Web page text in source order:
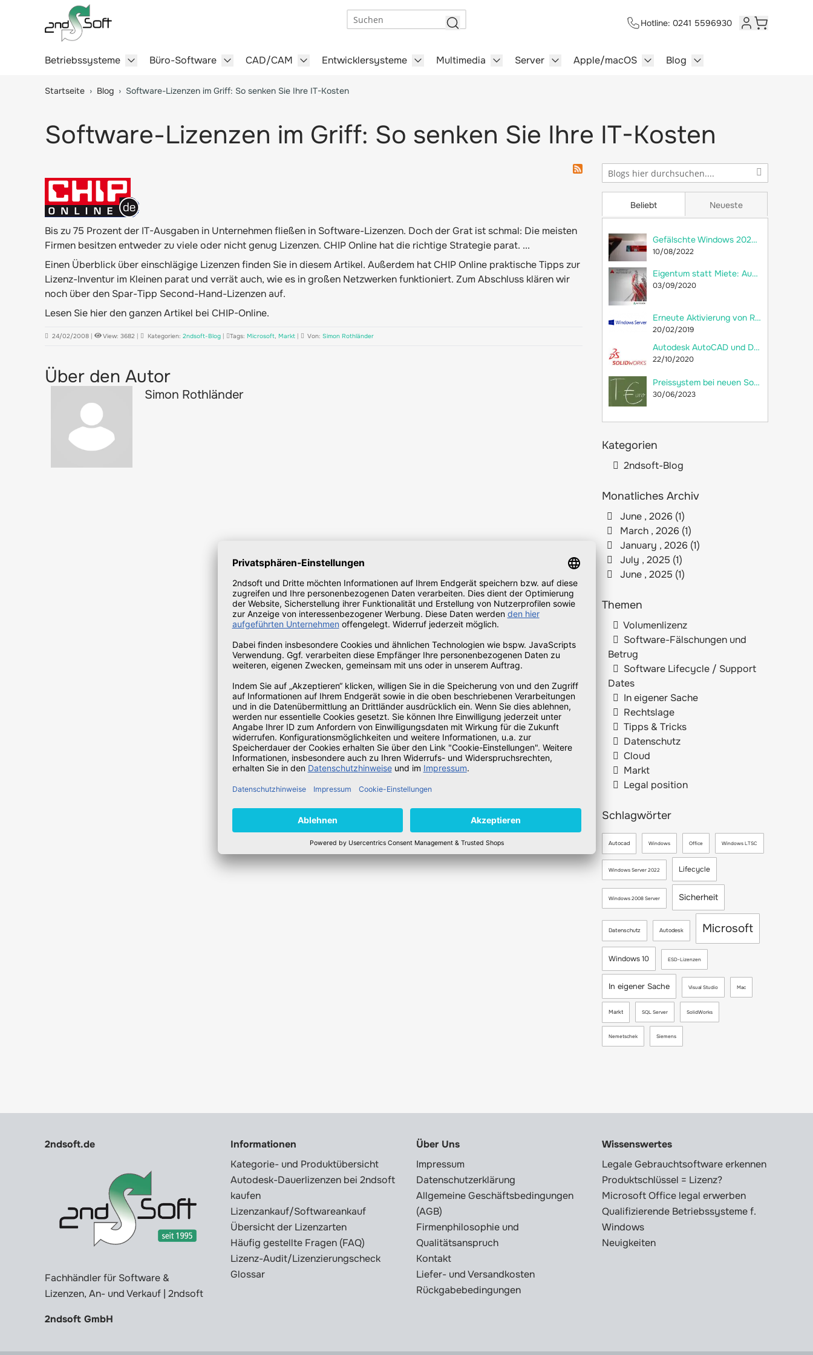
Betriebssysteme
Büro-Software
CAD/CAM
Entwicklersysteme
Multimedia
Server
Apple/macOS
Blog
Hotline: 0241 5596930 Kundenkonto
Warenkorb
Startseite › Blog › Software-Lizenzen im Griff: So senken Sie Ihre IT-Kosten
Software-Lizenzen im Griff: So senken Sie Ihre IT-Kosten
Beliebt
Gefälschte Windows 2022 Server im Umlauf
10/08/2022
Eigentum statt Miete: Autodesk AutoCAD LT 2018 jetzt als Dauerlizenz bei 2ndsoft kaufen!
03/09/2020
Erneute Aktivierung von RDS-CALs und Neuerstellung der Remotedesktop-Lizenzdatenbank
20/02/2019
Autodesk AutoCAD und Dassault Systèmes SolidWorks: Welche Unterschiede gibt es?
22/10/2020
Preissystem bei neuen SolidWorks-Lizenzen: versteckte Preiserhöhung
30/06/2023
Neueste
Kategorien
2ndsoft-Blog
Monatliches Archiv
June , 2026 (1)
March , 2026 (1)
January , 2026 (1)
July , 2025 (1)
June , 2025 (1)
Themen
Volumenlizenz
Software-Fälschungen und
Betrug
Software Lifecycle / Support
Dates
In eigener Sache
Rechtslage
Tipps & Tricks
Datenschutz
Cloud
Markt
Legal position
Schlagwörter
Autocad Windows Office Windows LTSC
Windows Server 2022 Lifecycle
Windows 2008 Server Sicherheit
Datenschutz Autodesk Microsoft
Windows 10 ESD-Lizenzen
In eigener Sache Visual Studio Mac
Markt SQL Server SolidWorks
Nemetschek Siemens
Bis zu 75 Prozent der IT-Ausgaben in Unternehmen fließen in Software-Lizenzen. Doch der Grat ist schmal: Die meisten
Firmen besitzen entweder zu viele oder nicht genug Lizenzen. CHIP Online hat die richtige Strategie parat. ...
Einen Überblick über einschlägige Lizenzen finden Sie in diesem Artikel. Außerdem hat CHIP Online praktische Tipps zur
Lizenz-Inventur im Kleinen parat und verrät auch, wie es in großen Netzwerken funktioniert. Zum Abschluss klären wir
noch über den Spar-Tipp Second-Hand-Lizenzen auf.
Lesen Sie hier den ganzen Artikel bei CHIP-Online.
24/02/2008 | View: 3682 | Kategorien: 2ndsoft-Blog | Tags: Microsoft, Markt | Von: Simon Rothländer
Über den Autor
Simon Rothländer
2ndsoft.de
Fachhändler für Software &
Lizenzen, An- und Verkauf | 2ndsoft
2ndsoft GmbH
Informationen
Kategorie- und Produktübersicht
Autodesk-Dauerlizenzen bei 2ndsoft
kaufen
Lizenzankauf/Softwareankauf
Übersicht der Lizenzarten
Häufig gestellte Fragen (FAQ)
Lizenz-Audit/Lizenzierungscheck
Glossar
Über Uns
Impressum
Datenschutzerklärung
Allgemeine Geschäftsbedingungen
(AGB)
Firmenphilosophie und
Qualitätsanspruch
Kontakt
Liefer- und Versandkosten
Rückgabebedingungen
Wissenswertes
Legale Gebrauchtsoftware erkennen
Produktschlüssel = Lizenz?
Microsoft Office legal erwerben
Qualifizierende Betriebssysteme f.
Windows
Neuigkeiten